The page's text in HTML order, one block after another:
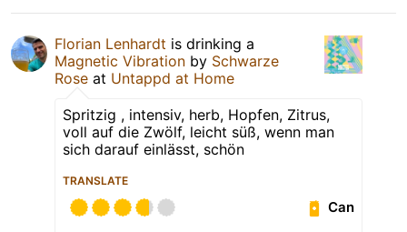
Florian Lenhardt is drinking a
Magnetic Vibration by Schwarze
Rose at Untappd at Home
Spritzig , intensiv, herb, Hopfen, Zitrus,
voll auf die Zwölf, leicht süß, wenn man
sich darauf einlässt, schön
TRANSLATE
Can